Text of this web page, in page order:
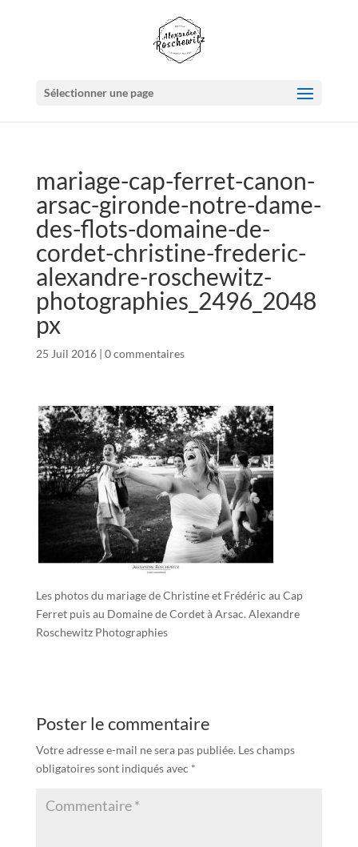
Sélectionner une page
mariage-cap-ferret-canon-
arsac-gironde-notre-dame-
des-flots-domaine-de-
cordet-christine-frederic-
alexandre-roschewitz-
photographies_2496_2048
px
25 Juil 2016| 0 commentaires
Les photos du mariage de Christine et Frédéric au Cap
Ferret puis au Domaine de Cordet à Arsac. Alexandre
Roschewitz Photographies
Poster le commentaire
Votre adresse e-mail ne sera pas publiée. Les champs
obligatoires sont indiqués avec *